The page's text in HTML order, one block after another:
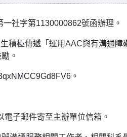
社字第1130000862號函辦理。
積極傳遞「運用AAC與有溝通障
。
。
子郵件寄至主辦單位信箱。